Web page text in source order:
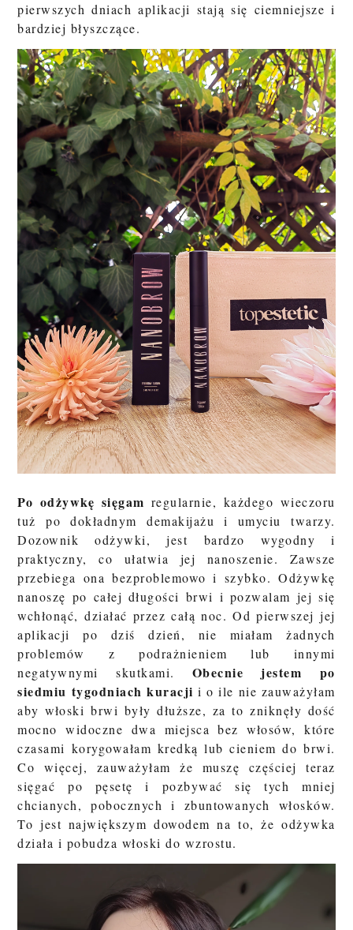
pierwszych dniach aplikacji stają się ciemniejsze i
bardziej błyszczące.
Po odżywkę sięgam regularnie, każdego wieczoru
tuż po dokładnym demakijażu i umyciu twarzy.
Dozownik odżywki, jest bardzo wygodny i
praktyczny, co ułatwia jej nanoszenie. Zawsze
przebiega ona bezproblemowo i szybko. Odżywkę
nanoszę po całej długości brwi i pozwalam jej się
wchłonąć, działać przez całą noc. Od pierwszej jej
aplikacji po dziś dzień, nie miałam żadnych
problemów z podrażnieniem lub innymi
negatywnymi skutkami. Obecnie jestem po
siedmiu tygodniach kuracji i o ile nie zauważyłam
aby włoski brwi były dłuższe, za to zniknęły dość
mocno widoczne dwa miejsca bez włosów, które
czasami korygowałam kredką lub cieniem do brwi.
Co więcej, zauważyłam że muszę częściej teraz
sięgać po pęsetę i pozbywać się tych mniej
chcianych, pobocznych i zbuntowanych włosków.
To jest największym dowodem na to, że odżywka
działa i pobudza włoski do wzrostu.